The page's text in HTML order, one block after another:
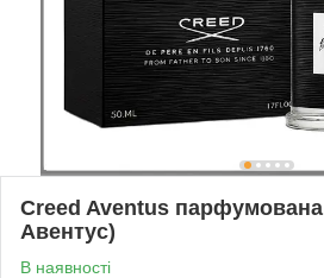
Creed Aventus парфумована
Авентус)
В наявності